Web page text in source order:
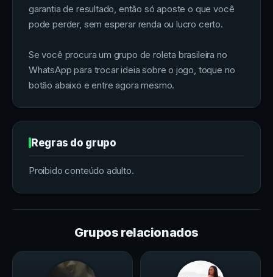
garantia de resultado, então só aposte o que você
pode perder, sem esperar renda ou lucro certo.
Se você procura um grupo de roleta brasileira no
WhatsApp para trocar ideia sobre o jogo, toque no
botão abaixo e entre agora mesmo.
Regras do grupo
Proibido conteúdo adulto.
Grupos relacionados